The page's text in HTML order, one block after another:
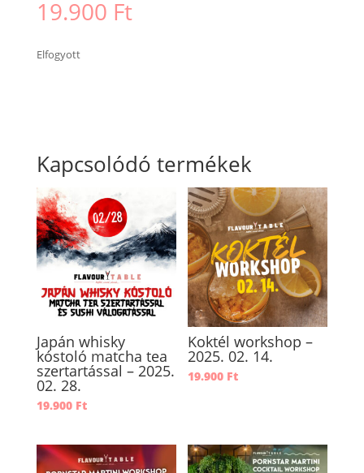
19.900 Ft
Elfogyott
Kapcsolódó termékek
Japán whisky
kóstoló matcha tea
szertartással – 2025.
02. 28.
19.900 Ft
Koktél workshop –
2025. 02. 14.
19.900 Ft